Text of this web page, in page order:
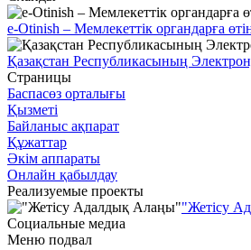
e-Otinish – Мемлекеттік органдарға
Қазақстан Республикасының
Страницы
Баспасөз орталығы
Қызметі
Байланыс ақпарат
Құжаттар
Әкім аппараты
Онлайн қабылдау
Реализуемые проекты
"Жетісу
Социальные медиа
Меню подвал